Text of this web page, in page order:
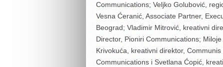
Communications; Veljko Golubović,
Vesna Ćeranić, Associate Partner,
Beograd; Vladimir Mitrović, kreativni
Director, Pioniri Communications;
Krivokuća, kreativni direktor,
Communications i Svetlana Ćopić,